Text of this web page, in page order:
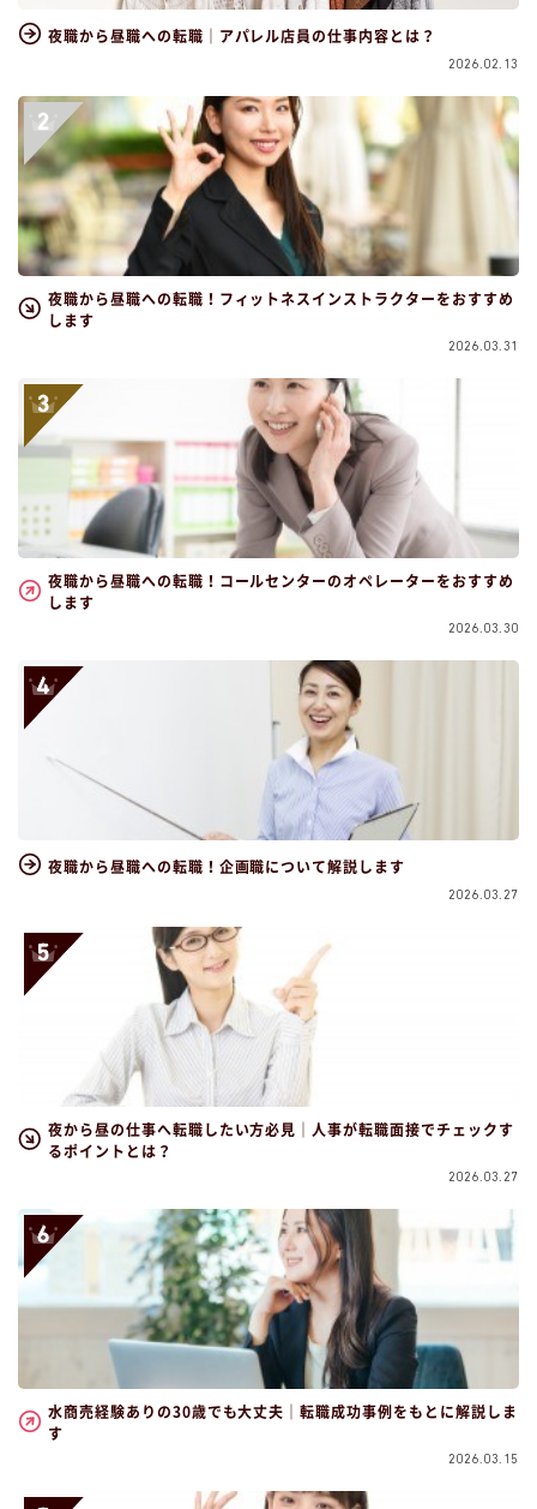
夜職から昼職への転職｜アパレル店員の仕事内容とは？
2026.02.13
夜職から昼職への転職！フィットネスインストラクターをおすすめ
します
2026.03.31
夜職から昼職への転職！コールセンターのオペレーターをおすすめ
します
2026.03.30
夜職から昼職への転職！企画職について解説します
2026.03.27
夜から昼の仕事へ転職したい方必見｜人事が転職面接でチェックす
るポイントとは？
2026.03.27
水商売経験ありの30歳でも大丈夫｜転職成功事例をもとに解説しま
す
2026.03.15